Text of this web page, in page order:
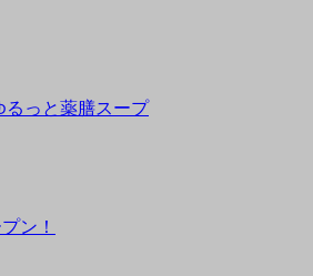
るっと薬膳スープ
ン！